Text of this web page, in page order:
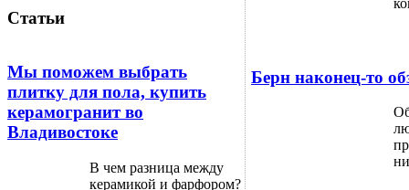
Статьи
Мы поможем выбрать
плитку для пола, купить
керамогранит во
Владивостоке
В чем разница между
керамикой и фарфором?
Берн наконец-то